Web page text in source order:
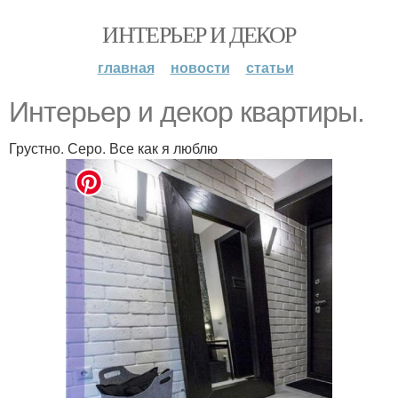
ИНТЕРЬЕР И ДЕКОР
главная новости статьи
Интерьер и декор квартиры.
Грустно. Серо. Все как я люблю